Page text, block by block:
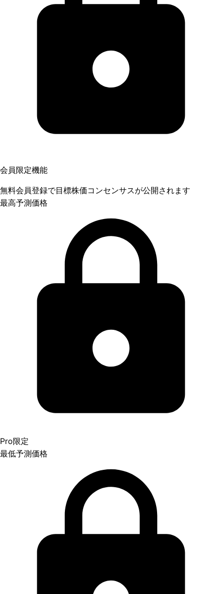
会員限定機能
無料会員登録で目標株価コンセンサスが公開されます
最高予測価格
Pro限定
最低予測価格